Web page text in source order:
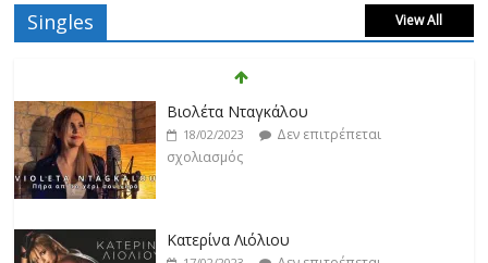
Singles View All
Βιολέτα Νταγκάλου
18/02/2023
Δεν επιτρέπεται
σχολιασμός
Κατερίνα Λιόλιου